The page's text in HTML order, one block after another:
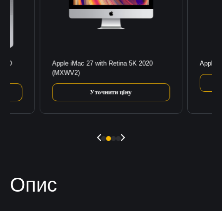
Apple iMac 27 with Retina 5K 2020
(MXWV2)
Уточнити ціну
Apple
Опис